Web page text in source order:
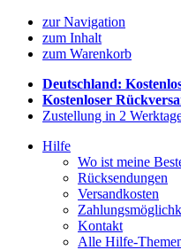
zur Navigation
zum Inhalt
zum Warenkorb
Deutschland:
Kostenloser
Zustellung in 2
Hilfe
Wo ist meine
Rücksendungen
Versandkosten
Kontakt
Alle Hilfe-